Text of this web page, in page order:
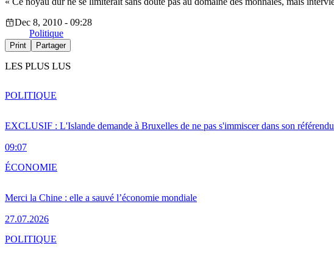
Dec 8, 2010 - 09:28
Politique
Print Partager
LES PLUS LUS
EXCLUSIF : L'Islande demande à Bruxelles de ne pas s'immiscer dans son
09:07
POLITIQUE
Merci la Chine : elle a sauvé l’économie mondiale
27.07.2026
ÉCONOMIE
POLITIQUE